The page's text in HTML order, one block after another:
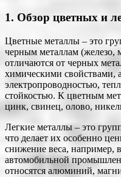
1. Обзор цветных и
Цветные металлы – это
черным металлам (железо,
отличаются от черных
химическими свойствами,
электропроводностью,
стойкостью. К цветным
цинк, свинец, олово,
Легкие металлы – это
что делает их особенно
снижение веса, например,
автомобильной
относятся алюминий,